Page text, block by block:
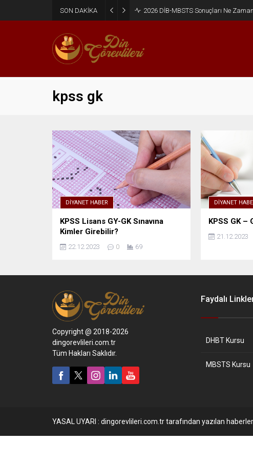
SON DAKİKA 2026 DİB-MBSTS Sonuçları Ne
kpss gk
DIYANET HABER
KPSS Lisans GY-GK Sınavına
Kimler Girebilir?
22.12.2023 0 69
DIYANET
KPSS GK –
21.12.2023
Copyright @ 2018-2026
dingorevlileri.com.tr
Tüm Hakları Saklıdır.
Faydalı
DHBT Kursu
MBSTS Kursu
YASAL UYARI : dingorevlileri.com.tr tarafından yazılan